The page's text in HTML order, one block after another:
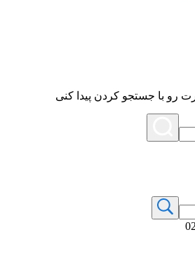
رو با جستجو کردن پیدا کنی